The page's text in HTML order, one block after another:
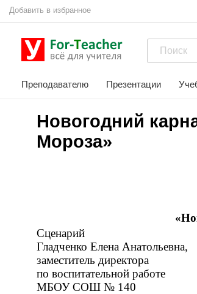
Добавить в избранное
Преподавателю Презентации
Новогодний
Мороза»
Сценарий
Гладченко Елена Анатольевна,
заместитель директора
по воспитательной работе
МБОУ СОШ № 140